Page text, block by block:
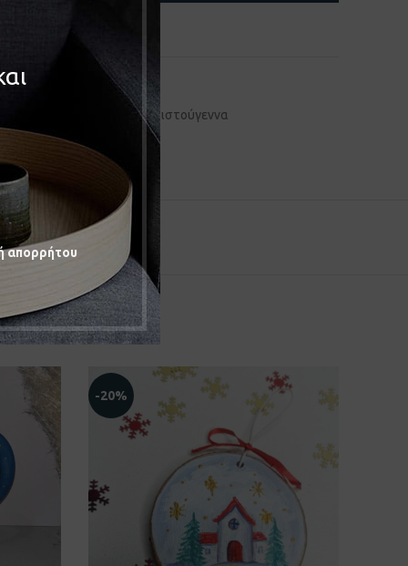
απορρήτου
Διακοσμητικά , Χριστούγεννα
-20%